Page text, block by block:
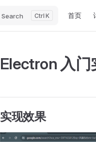
Search K 首页
Electron 入
实现效果